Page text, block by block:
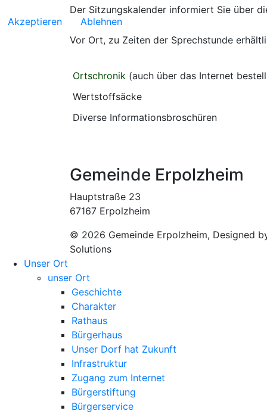
Der Sitzungskalender informiert Sie über
Vor Ort, zu Zeiten der Sprechstunde
Ortschronik (auch über das Internet
Wertstoffsäcke
Diverse Informationsbroschüren
Gemeinde Erpolzheim
Hauptstraße 23
67167 Erpolzheim
© 2026 Gemeinde Erpolzheim, Designed
Solutions
Unser Ort
unser Ort
Geschichte
Charakter
Rathaus
Bürgerhaus
Unser Dorf hat Zukunft
Infrastruktur
Zugang zum Internet
Bürgerstiftung
Bürgerservice
Akzeptieren
Ablehnen